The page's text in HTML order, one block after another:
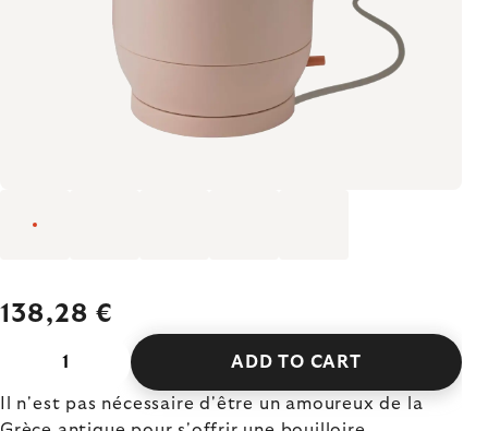
138,28 €
ADD TO CART
Il n'est pas nécessaire d'être un amoureux de la